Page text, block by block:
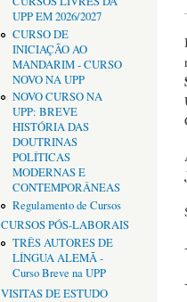
UPP EM 2026/2027
CURSO DE
INICIAÇÃO AO
MANDARIM - CURSO
NOVO NA UPP
NOVO CURSO NA
UPP: BREVE
HISTÓRIA DAS
DOUTRINAS
POLÍTICAS
MODERNAS E
CONTEMPORÂNEAS
Regulamento de Cursos
CURSOS PÓS-LABORAIS
TRÊS AUTORES DE
LÍNGUA ALEMÃ -
Curso Breve na UPP
VISITAS DE ESTUDO